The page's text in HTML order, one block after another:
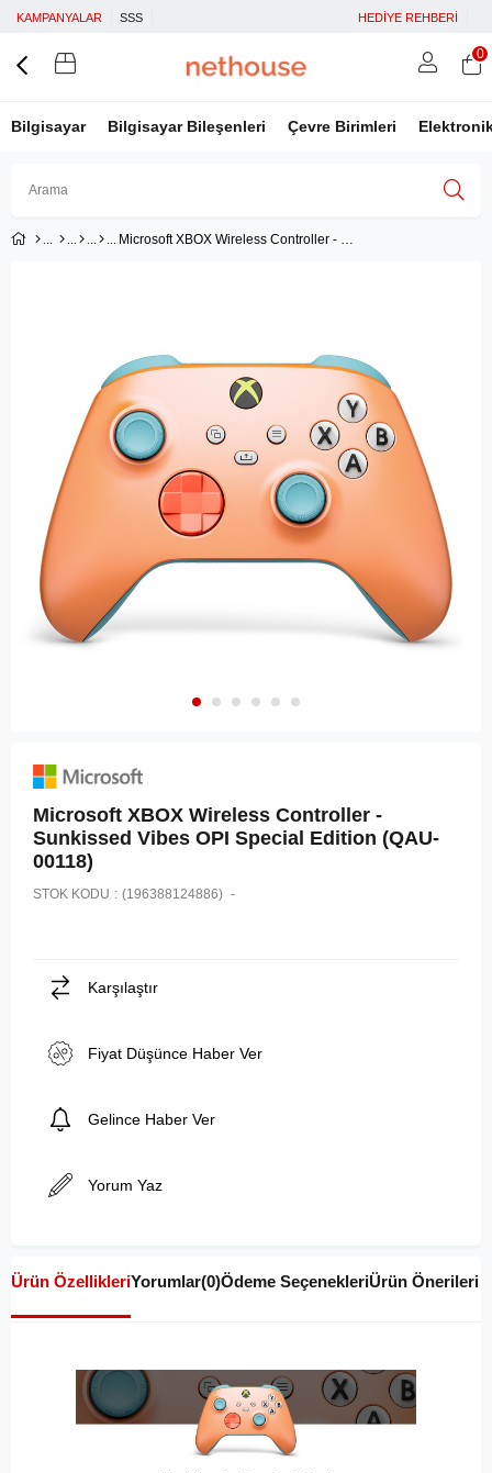
KAMPANYALAR SSS HEDİYE REHBERİ
Bilgisayar Bilgisayar Bileşenleri Çevre Birimleri
0
Microsoft XBOX Wireless Controller - Sunkissed Vibes OPI Special Edition (QAU-00118)
Microsoft XBOX Wireless Controller -
Sunkissed Vibes OPI Special Edition (QAU-
00118)
STOK KODU (196388124886)
Karşılaştır
Fiyat Düşünce Haber Ver
Gelince Haber Ver
Yorum Yaz
Ürün ÖzellikleriYorumlar(0)Ödeme SeçenekleriÜrün Önerileri